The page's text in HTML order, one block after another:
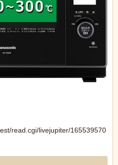
read.cgi/livejupiter/165539570